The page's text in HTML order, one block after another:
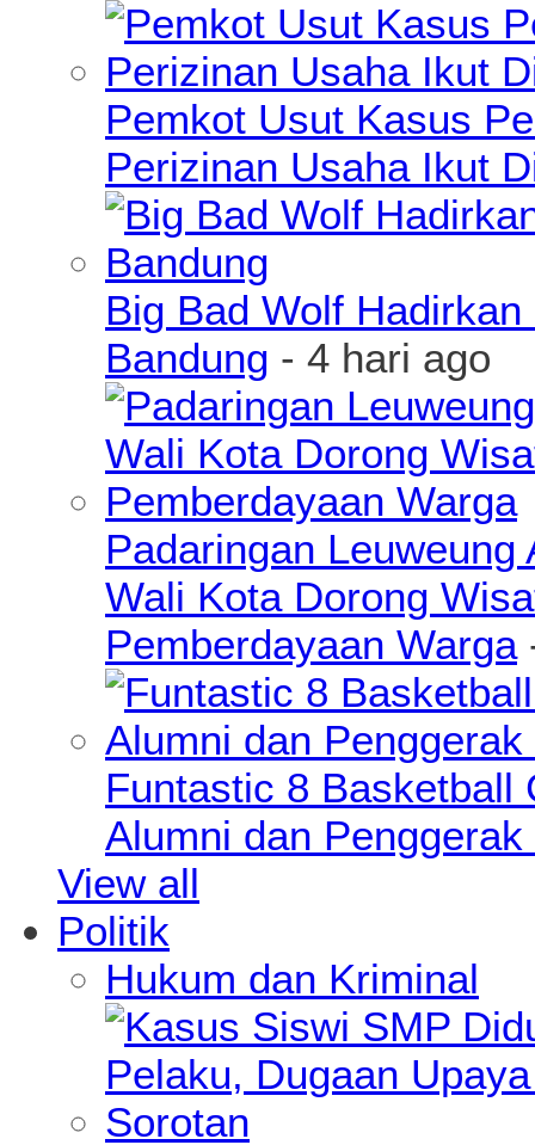
Pemkot Usut Kasus
Perizinan Usaha Ikut
Big Bad Wolf
Bandung - 4 hari ago
Padaringan
Wali Kota Dorong
Pemberdayaan Warga
Funtastic 8 Basketball
Alumni dan
View all
Politik
Hukum dan Kriminal